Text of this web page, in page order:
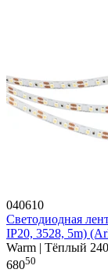
040610
Светодиодная
IP20, 3528, 5m)
Warm | Тёплый
68050